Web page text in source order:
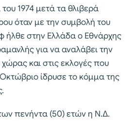
1974 μετά τα θλιβερά
όταν με την συμβολή του
ήλθε στην Ελλάδα ο Εθνάρχης
για να αναλάβει την
και στις εκλογές που
ίδρυσε το κόμμα της
πενήντα (50) ετών η Ν.Δ.